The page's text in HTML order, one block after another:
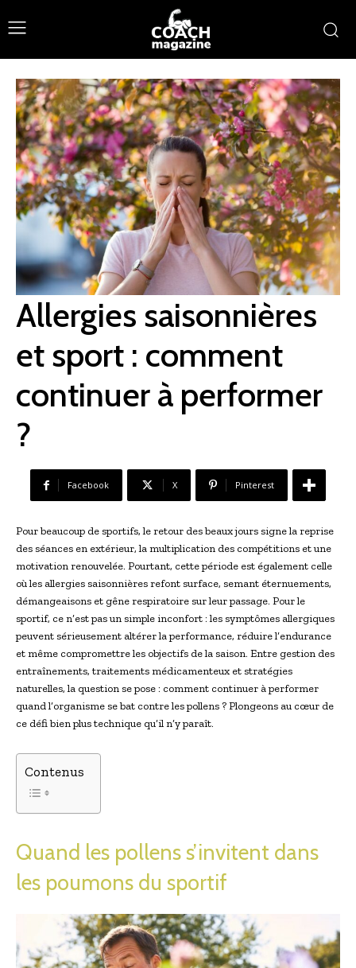
Allergies saisonnières
et sport : comment
continuer à performer
?
Facebook X Pinterest
Pour beaucoup de sportifs, le retour des beaux jours signe la reprise
des séances en extérieur, la multiplication des compétitions et une
motivation renouvelée. Pourtant, cette période est également celle
où les allergies saisonnières refont surface, semant éternuements,
démangeaisons et gêne respiratoire sur leur passage. Pour le
sportif, ce n’est pas un simple inconfort : les symptômes allergiques
peuvent sérieusement altérer la performance, réduire l’endurance
et même compromettre les objectifs de la saison. Entre gestion des
entraînements, traitements médicamenteux et stratégies
naturelles, la question se pose : comment continuer à performer
quand l’organisme se bat contre les pollens ? Plongeons au cœur de
ce défi bien plus technique qu’il n’y paraît.
Contenus
Quand les pollens s’invitent dans
les poumons du sportif